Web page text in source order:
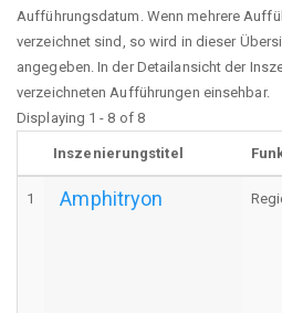
Aufführungsdatum. Wenn mehrere
verzeichnet sind, so wird in dieser
angegeben. In der Detailansicht der
verzeichneten Aufführungen einsehbar.
Displaying 1 - 8 of 8
Inszenierungstitel
1 Amphitryon